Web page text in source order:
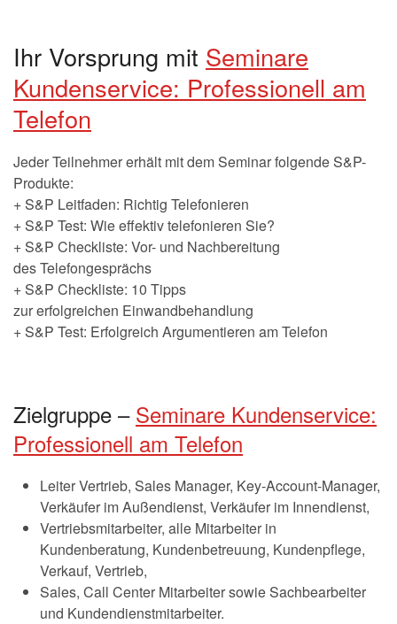
Ihr Vorsprung mit Seminare
Kundenservice: Professionell am
Telefon
Jeder Teilnehmer erhält mit dem Seminar folgende S&P-
Produkte:
+ S&P Leitfaden: Richtig Telefonieren
+ S&P Test: Wie effektiv telefonieren Sie?
+ S&P Checkliste: Vor- und Nachbereitung
des Telefongesprächs
+ S&P Checkliste: 10 Tipps
zur erfolgreichen Einwandbehandlung
+ S&P Test: Erfolgreich Argumentieren am Telefon
Zielgruppe – Seminare Kundenservice:
Professionell am Telefon
Leiter Vertrieb, Sales Manager, Key-Account-Manager,
Verkäufer im Außendienst, Verkäufer im Innendienst,
Vertriebsmitarbeiter, alle Mitarbeiter in
Kundenberatung, Kundenbetreuung, Kundenpflege,
Verkauf, Vertrieb,
Sales, Call Center Mitarbeiter sowie Sachbearbeiter
und Kundendienstmitarbeiter.